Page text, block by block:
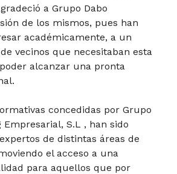
a Grupo Dabo
de los mismos, pues han
académicamente, a un
vecinos que necesitaban esta
alcanzar una pronta
concedidas por Grupo
Empresarial, S.L , han sido
de distintas áreas de
el acceso a una
para aquellos que por